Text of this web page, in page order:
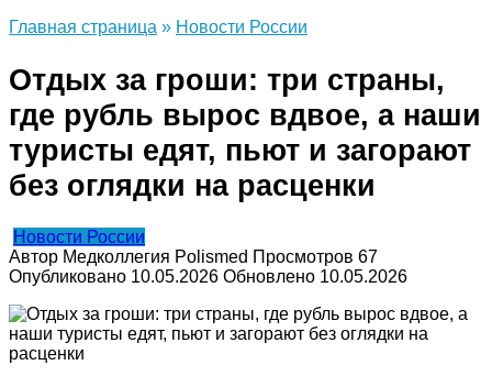
Главная страница » Новости России
Отдых за гроши: три страны,
где рубль вырос вдвое, а наши
туристы едят, пьют и загорают
без оглядки на расценки
Новости России
Автор Медколлегия Polismed Просмотров 67
Опубликовано 10.05.2026 Обновлено 10.05.2026